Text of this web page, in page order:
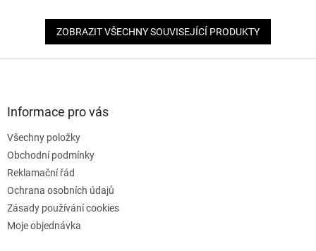
ZOBRAZIT VŠECHNY SOUVISEJÍCÍ PRODUKTY
Informace pro vás
Všechny položky
Obchodní podmínky
Reklamační řád
Ochrana osobních údajů
Zásady používání cookies
Moje objednávka